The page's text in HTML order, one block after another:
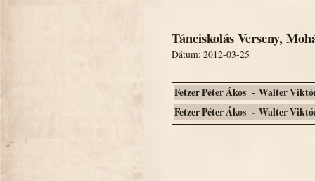
Tánciskolás Verseny,
Dátum: 2012-03-25
Fetzer Péter Ákos - Walter
Fetzer Péter Ákos - Walter